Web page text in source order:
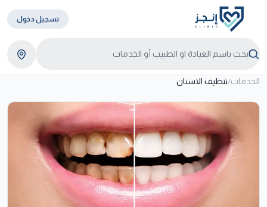
تسجيل دخول
الخدمات/تنظيف الاسنان